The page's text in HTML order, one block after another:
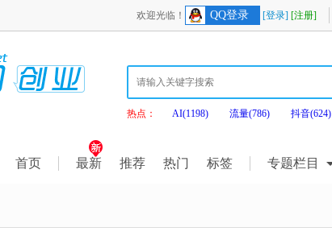
欢迎光临！ QQ登录 [登录] [注册]
热点： AI(1198) 流量(786) 抖音(624)
首页 最新 推荐 热门 标签 专题栏目